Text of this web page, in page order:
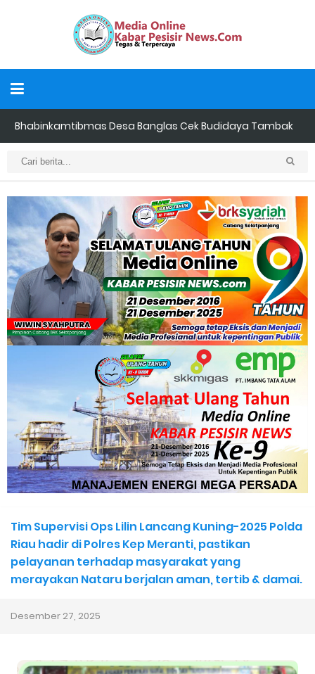
Bhabinkamtibmas Desa Banglas Cek Budidaya Tambak
Udang Warga, Diperkirakan 60.000 Ekor
Tiga Orang Putra Terbaik Desa Alah air Maju Bacalon Kades
Alah air Kecamatan Tebing tinggi Berjalan lancar
LAMR Kepulauan Meranti dan Bawaslu Bakal Laksanakan Kerja
Sama Menyambut Pemilu 2029
Perayaan HUT ke 14, PP IWO Bagikan Bea Siswa Untuk 8 Siswa
SD Muhammadiyah 16 Jaksel
Mantan Wakil Ketua DPRD Riau Dukung Penuh Penerbitan Buku
Sejarah Perjuangan Lahirnya Kabupaten Kepulauan
MerantiMERANTI –
Apel Siaga Karhutla 2026 Digelar di Sabak Auh, Polsek dan
Forkopimcam Perkuat Kesiapsiagaan Cegah Kebakaran
Musyawarah LAM Ke-3 Tualang Sukses, Zulkifli Z (Nomor Urut 1)
Merah Putih Presisi Polda Riau.
Tim Supervisi Ops Lilin Lancang Kuning-2025 Polda
Riau hadir di Polres Kep Meranti, pastikan
pelayanan terhadap masyarakat yang
merayakan Nataru berjalan aman, tertib & damai.
Desember 27, 2025